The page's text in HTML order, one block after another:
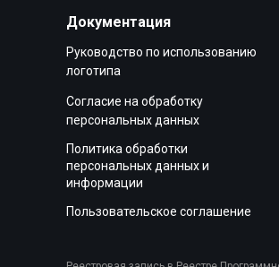
Руководство по использованию
логотипа
Согласие на обработку
персональных данных
Пользовательское соглашение
Политика обработки
персональных данных и
информации
Документация